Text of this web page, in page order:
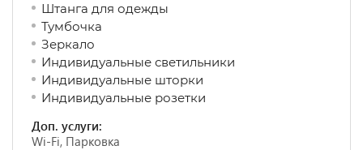
Штанга для одежды
Тумбочка
Зеркало
Индивидуальные светильники
Индивидуальные шторки
Индивидуальные розетки
Доп. услуги:
Wi-Fi, Парковка